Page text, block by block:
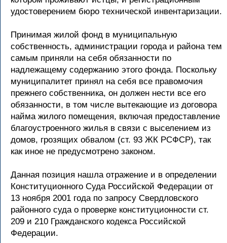
удостоверением бюро технической инвентаризации.
Принимая жилой фонд в муниципальную
собственность, администрации города и района тем
самым приняли на себя обязанности по
надлежащему содержанию этого фонда. Поскольку
муниципалитет принял на себя все правомочия
прежнего собственника, он должен нести все его
обязанности, в том числе вытекающие из договора
найма жилого помещения, включая предоставление
благоустроенного жилья в связи с выселением из
домов, грозящих обвалом (ст. 93 ЖК РСФСР), так
как иное не предусмотрено законом.
Данная позиция нашла отражение и в определении
Конституционного Суда Российской Федерации от
13 ноября 2001 года по запросу Свердловского
районного суда о проверке конституционности ст.
209 и 210 Гражданского кодекса Российской
Федерации.